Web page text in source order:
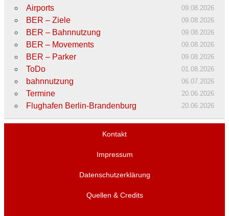
Airports 09.08.2026
BER – Ziele 09.08.2026
BER – Bahnnutzung 09.08.2026
BER – Movements 09.08.2026
BER – Parker 09.08.2026
ToDo 01.08.2026
bahnnutzung 06.07.2026
Termine 20.06.2026
Flughafen Berlin-Brandenburg 20.06.2026
Kontakt
Impressum
Datenschutzerklärung
Quellen & Credits